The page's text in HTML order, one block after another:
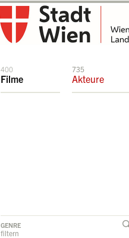
400
Filme
735
Akteure
GENRE
filtern